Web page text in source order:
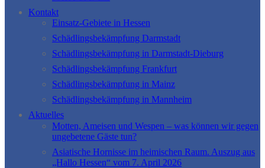
Kontakt
Einsatz-Gebiete in Hessen
Schädlingsbekämpfung Darmstadt
Schädlingsbekämpfung in Darmstadt-Dieburg
Schädlingsbekämpfung Frankfurt
Schädlingsbekämpfung in Mainz
Schädlingsbekämpfung in Mannheim
Aktuelles
Motten, Ameisen und Wespen – was können wir gegen
ungebetene Gäste tun?
Asiatische Hornisse im heimischen Raum. Auszug aus
„Hallo Hessen“ vom 7. April 2026